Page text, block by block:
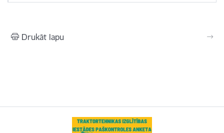
Drukāt lapu